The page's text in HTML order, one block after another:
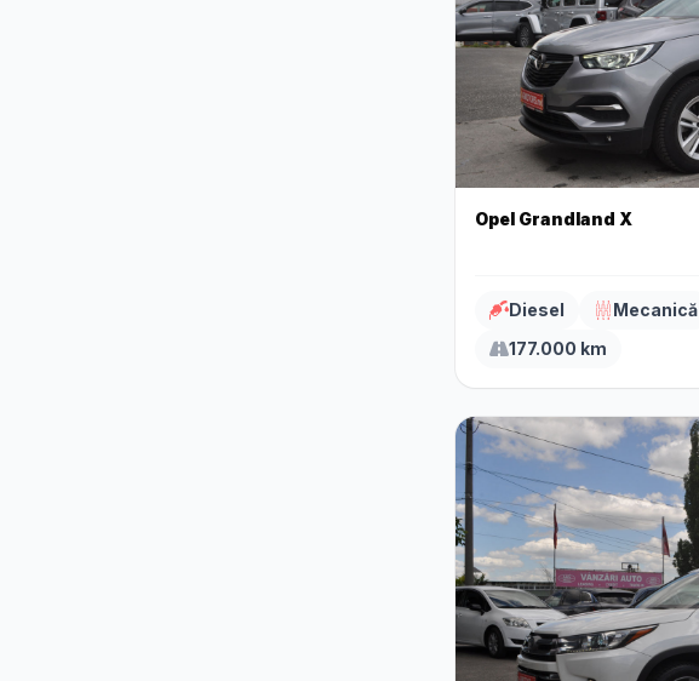
Opel Grandland X
Diesel Mecanică
177.000 km